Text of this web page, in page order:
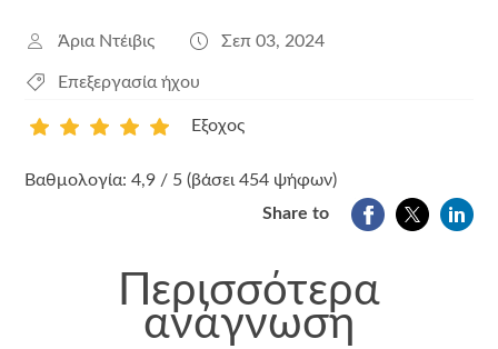
Άρια Ντέιβις Σεπ 03, 2024
Επεξεργασία ήχου
Εξοχος
Βαθμολογία: 4,9 / 5 (βάσει 454 ψήφων)
Share to
Περισσότερα
ανάγνωση